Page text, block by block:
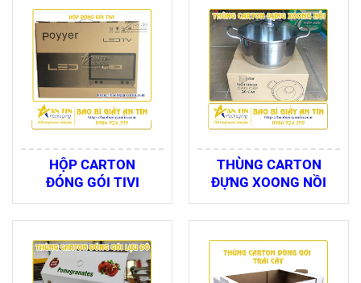
HỘP CARTON
ĐÓNG GÓI TIVI
THÙNG CARTON
ĐỰNG XOONG NỒI